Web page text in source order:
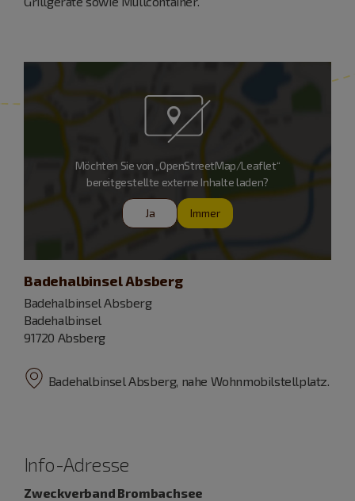
Möchten Sie von „OpenStreetMap/Leaflet“
bereitgestellte externe Inhalte laden?
Ja Immer
Badehalbinsel Absberg
Badehalbinsel Absberg
Badehalbinsel
91720 Absberg
Badehalbinsel Absberg, nahe Wohnmobilstellplatz.
Info-Adresse
Zweckverband Brombachsee